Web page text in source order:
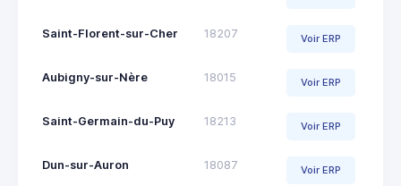
Saint-Florent-sur-Cher 18207 Voir ERP
Aubigny-sur-Nère 18015 Voir ERP
Saint-Germain-du-Puy 18213 Voir ERP
Dun-sur-Auron 18087 Voir ERP